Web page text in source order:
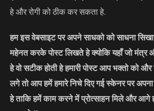
हे और रोगी को ठीक कर सकता हे.
हम इस वेबसाइट पर अपने साधको को साधना
महेनत करके पोस्ट लिखते हे क्योकि यहाँ जो मंत्र
हे वो सटीक होती हे हमारी पोस्ट आप भक्तो को
लगे तो आप हमें हमारे निचे दिए गई स्केनर पर
हे ताकि हमें काम करने में प्रोत्साहन मिले और